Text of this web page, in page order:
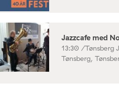
Jazzcafe med
13:30 /Tønsberg
Tønsberg,